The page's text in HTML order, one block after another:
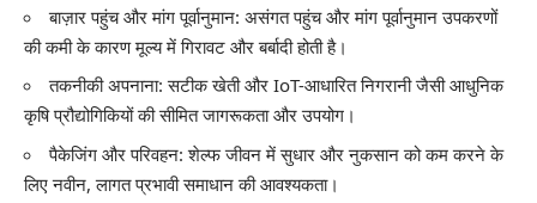
बाज़ार पहुंच और मांग पूर्वानुमान: असंगत पहुंच और मांग पूर्वानुमान उपकरणों
की कमी के कारण मूल्य में गिरावट और बर्बादी होती है।
तकनीकी अपनाना: सटीक खेती और IoT-आधारित निगरानी जैसी आधुनिक
कृषि प्रौद्योगिकियों की सीमित जागरूकता और उपयोग।
पैकेजिंग और परिवहन: शेल्फ जीवन में सुधार और नुकसान को कम करने के
लिए नवीन, लागत प्रभावी समाधान की आवश्यकता।